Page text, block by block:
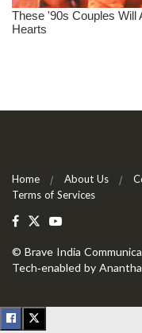
Home About Us
Terms of Services
© Brave India
Tech-enabled by